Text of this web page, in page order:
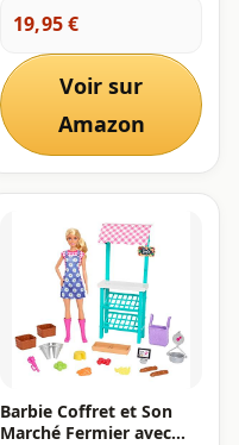
Poussette, et Sac à Dos,
Noir
19,95 €
Voir sur
Amazon
Barbie Coffret et Son
Marché Fermier avec